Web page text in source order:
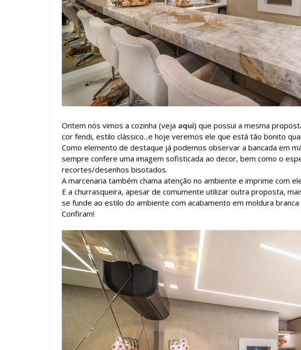
Ontem nós vimos a cozinha (veja aqui) que possui a mesma
cor fendi, estilo clássico...e hoje veremos ele que está tão bonito
Como elemento de destaque já podemos observar a bancada em
sempre confere uma imagem sofisticada ao decor, bem como o
recortes/desenhos bisotados.
A marcenaria também chama atenção no ambiente e imprime com
E a churrasqueira, apesar de comumente utilizar outra proposta,
se funde ao estilo do ambiente com acabamento em moldura
Confiram!